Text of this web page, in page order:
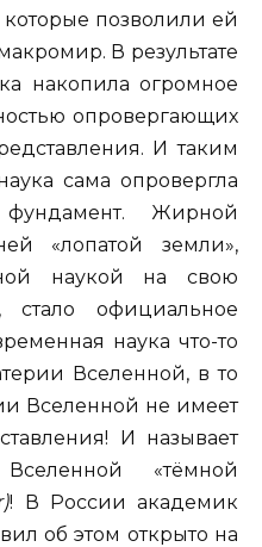
позволили ей
В результате
накопила огромное
опровергающих
И таким
сама опровергла
Жирной
«лопатой земли»,
наукой на свою
стало официальное
наука что-то
Вселенной, в то
Вселенной не имеет
И называет
«тёмной
! В России академик
об этом открыто на